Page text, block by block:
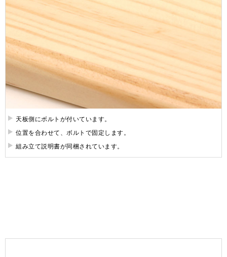
天板側にボルトが付いています。
位置を合わせて、ボルトで固定します。
組み立て説明書が同梱されています。